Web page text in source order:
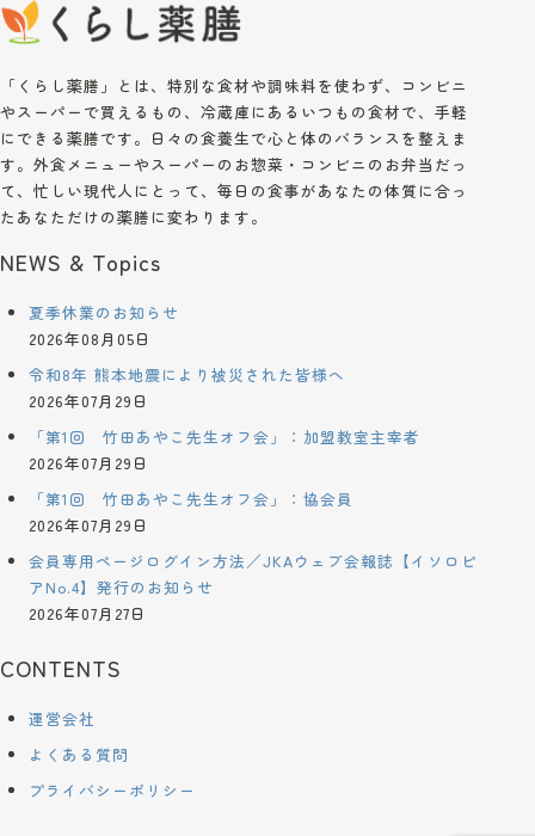
「くらし薬膳」とは、特別な食材や調味料を使わず、コンビニ
やスーパーで買えるもの、冷蔵庫にあるいつもの食材で、手軽
にできる薬膳です。日々の食養生で心と体のバランスを整えま
す。外食メニューやスーパーのお惣菜・コンビニのお弁当だっ
て、忙しい現代人にとって、毎日の食事があなたの体質に合っ
たあなただけの薬膳に変わります。
NEWS & Topics
夏季休業のお知らせ
2026年08月05日
令和8年 熊本地震により被災された皆様へ
2026年07月29日
「第1回 竹田あやこ先生オフ会」：加盟教室主宰者
2026年07月29日
「第1回 竹田あやこ先生オフ会」：協会員
2026年07月29日
会員専用ページログイン方法／JKAウェブ会報誌【イソロピ
アNo.4】発行のお知らせ
2026年07月27日
CONTENTS
運営会社
よくある質問
プライバシーポリシー